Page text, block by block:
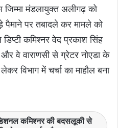
मंडलायुक्त अलीगढ़ को
पैमाने पर तबादले कर मामले को
कमिश्नर वेद प्रकाश सिंह
वे वाराणसी से ग्रेटर नोएडा के
विभाग में चर्चा का माहौल बना
कमिश्नर की बदसलूकी से